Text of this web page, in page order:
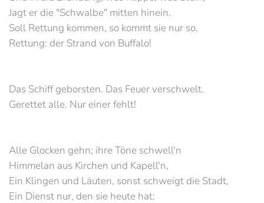
Jagt er die "Schwalbe" mitten hinein.
Soll Rettung kommen, so kommt sie nur so.
Rettung: der Strand von Buffalo!
Das Schiff geborsten. Das Feuer verschwelt.
Gerettet alle. Nur einer fehlt!
Alle Glocken gehn; ihre Töne schwell'n
Himmelan aus Kirchen und Kapell'n,
Ein Klingen und Läuten, sonst schweigt die Stadt,
Ein Dienst nur, den sie heute hat: